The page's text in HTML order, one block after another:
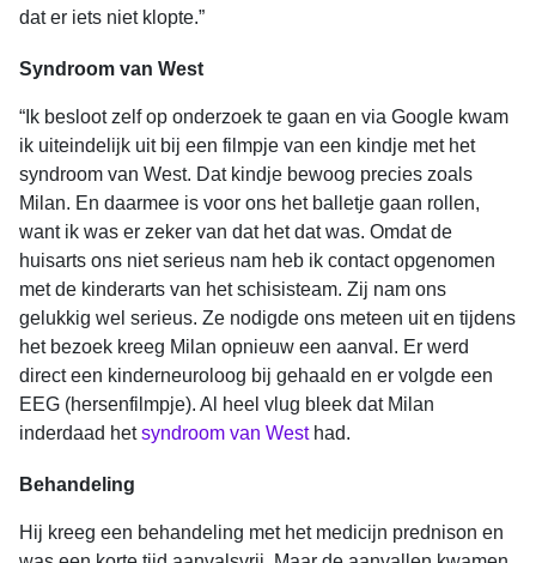
dat er iets niet klopte.”
Syndroom van West
“Ik besloot zelf op onderzoek te gaan en via Google kwam
ik uiteindelijk uit bij een filmpje van een kindje met het
syndroom van West. Dat kindje bewoog precies zoals
Milan. En daarmee is voor ons het balletje gaan rollen,
want ik was er zeker van dat het dat was. Omdat de
huisarts ons niet serieus nam heb ik contact opgenomen
met de kinderarts van het schisisteam. Zij nam ons
gelukkig wel serieus. Ze nodigde ons meteen uit en tijdens
het bezoek kreeg Milan opnieuw een aanval. Er werd
direct een kinderneuroloog bij gehaald en er volgde een
EEG (hersenfilmpje). Al heel vlug bleek dat Milan
inderdaad hetsyndroom van Westhad.
Behandeling
Hij kreeg een behandeling met het medicijn prednison en